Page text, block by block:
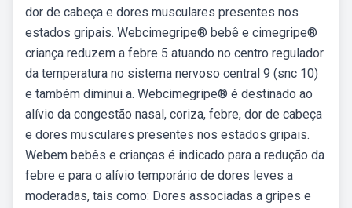
dor de cabeça e dores musculares presentes nos
estados gripais. Webcimegripe® bebê e cimegripe®
criança reduzem a febre 5 atuando no centro regulador
da temperatura no sistema nervoso central 9 (snc 10)
e também diminui a. Webcimegripe® é destinado ao
alívio da congestão nasal, coriza, febre, dor de cabeça
e dores musculares presentes nos estados gripais.
Webem bebês e crianças é indicado para a redução da
febre e para o alívio temporário de dores leves a
moderadas, tais como: Dores associadas a gripes e